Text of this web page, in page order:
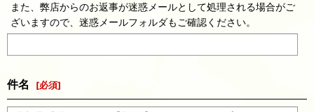
また、弊店からのお返事が迷惑メールとして処理される場合がご
ざいますので、迷惑メールフォルダもご確認ください。
件名 [必須]